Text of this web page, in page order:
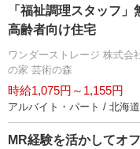
「福祉調理スタッフ
高齢者向け住宅
ワンダーストレージ 株式会
の家 芸術の森
時給1,075円～1,155円
アルバイト・パート / 北海道
MR経験を活かしてオ